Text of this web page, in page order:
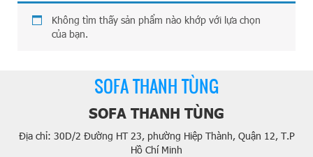
Không tìm thấy sản phẩm nào khớp với lựa chọn
của bạn.
SOFA THANH TÙNG
SOFA THANH TÙNG
Địa chỉ: 30D/2 Đường HT 23, phường Hiệp Thành, Quận 12, T.P
Hồ Chí Minh